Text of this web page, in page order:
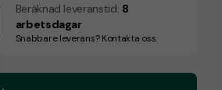
Beräknad leveranstid: 8
arbetsdagar
Snabbare leverans? Kontakta oss.